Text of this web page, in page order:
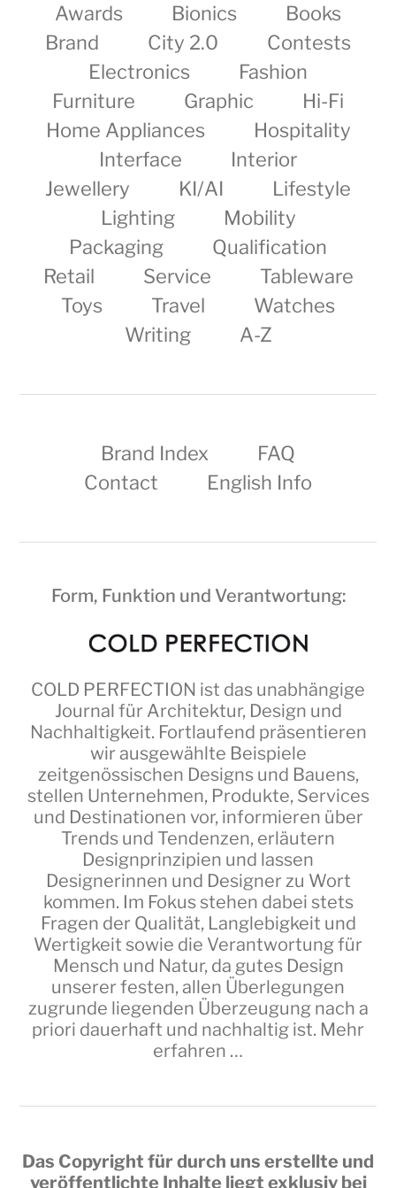
Awards
Bionics
Books
Brand
City 2.0
Contests
Electronics
Fashion
Furniture
Graphic
Hi-Fi
Home Appliances
Hospitality
Interface
Interior
Jewellery
KI/AI
Lifestyle
Lighting
Mobility
Packaging
Qualification
Retail
Service
Tableware
Toys
Travel
Watches
Writing
A-Z
Brand Index
FAQ
Contact
English Info
Form, Funktion und Verantwortung:
COLD PERFECTION ist das unabhängige
Journal für Architektur, Design und
Nachhaltigkeit. Fortlaufend präsentieren
wir ausgewählte Beispiele
zeitgenössischen Designs und Bauens,
stellen Unternehmen, Produkte, Services
und Destinationen vor, informieren über
Trends und Tendenzen, erläutern
Designprinzipien und lassen
Designerinnen und Designer zu Wort
kommen. Im Fokus stehen dabei stets
Fragen der Qualität, Langlebigkeit und
Wertigkeit sowie die Verantwortung für
Mensch und Natur, da gutes Design
unserer festen, allen Überlegungen
zugrunde liegenden Überzeugung nach a
priori dauerhaft und nachhaltig ist. Mehr
erfahren …
Das Copyright für durch uns erstellte und
veröffentlichte Inhalte liegt exklusiv bei